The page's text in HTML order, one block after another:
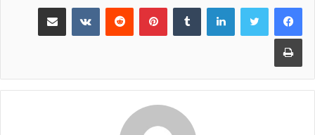
لينكدإن بينتيريست مشاركة عبر البريد
طباعة